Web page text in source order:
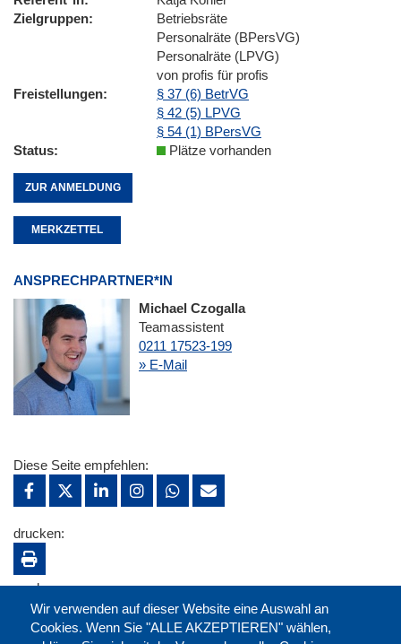
Zielgruppen
Betriebsräte
Personalräte (BPersVG)
Personalräte (LPVG)
von profis für profis
Freistellungen
§ 37 (6) BetrVG
§ 42 (5) LPVG
§ 54 (1) BPersVG
Status
Plätze vorhanden
ZUR ANMELDUNG
MERKZETTEL
ANSPRECHPARTNER*IN
Michael Czogalla
Teamassistent
0211 17523-199
» E-Mail
Wir verwenden auf dieser Website eine Auswahl an
Cookies. Wenn Sie "ALLE AKZEPTIEREN" wählen,
Diese Seite empfehlen:
drucken:
merken: